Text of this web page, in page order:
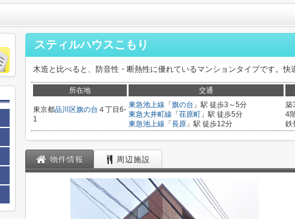
スティルハウスこもり
木造と比べると、防音性・断熱性に優れているマンションタイプです。快
所在地 交通
東京都品川区旗の台 ４丁目6-
1
東急池上線 「 旗の台 」駅 徒歩3～5分
東急大井町線 「 荏原町 」駅 徒歩5分
東急池上線 「 長原 」駅 徒歩12分
築
4
鉄
物件情報 周辺施設